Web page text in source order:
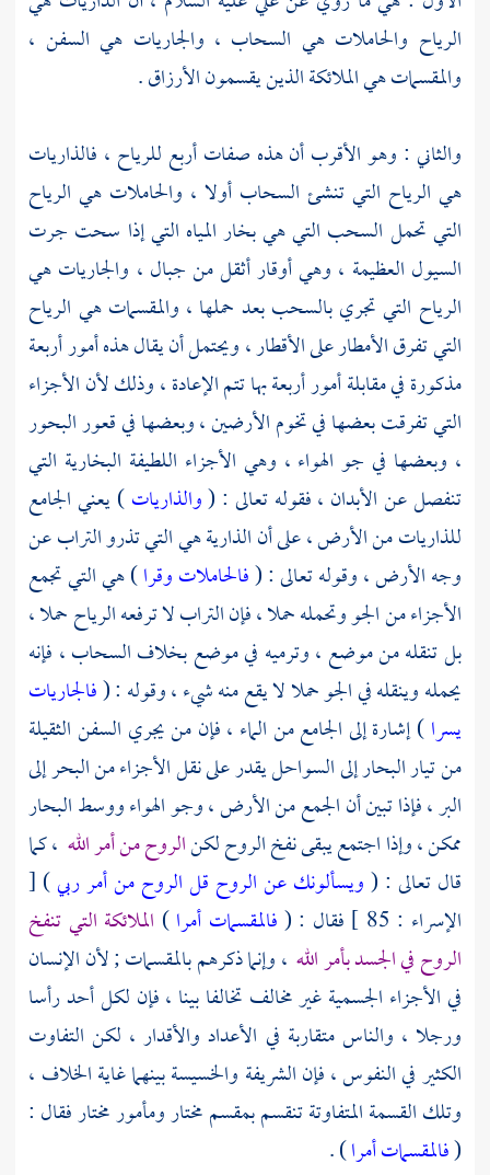
الرياح والحاملات هي السحاب ، والجاريات هي السفن ،
والمقسمات هي الملائكة الذين يقسمون الأرزاق .
والثاني : وهو الأقرب أن هذه صفات أربع للرياح ، فالذاريات
هي الرياح التي تنشئ السحاب أولا ، والحاملات هي الرياح
التي تحمل السحب التي هي بخار المياه التي إذا سحت جرت
السيول العظيمة ، وهي أوقار أثقل من جبال ، والجاريات هي
الرياح التي تجري بالسحب بعد حملها ، والمقسمات هي الرياح
التي تفرق الأمطار على الأقطار ، ويحتمل أن يقال هذه أمور أربعة
مذكورة في مقابلة أمور أربعة بها تتم الإعادة ، وذلك لأن الأجزاء
التي تفرقت بعضها في تخوم الأرضين ، وبعضها في قعور البحور
، وبعضها في جو الهواء ، وهي الأجزاء اللطيفة البخارية التي
تنفصل عن الأبدان ، فقوله تعالى : (والذاريات) يعني الجامع
للذاريات من الأرض ، على أن الذارية هي التي تذرو التراب عن
وجه الأرض ، وقوله تعالى : (فالحاملات وقرا) هي التي تجمع
الأجزاء من الجو وتحمله حملا ، فإن التراب لا ترفعه الرياح حملا ،
بل تنقله من موضع ، وترميه في موضع بخلاف السحاب ، فإنه
يحمله وينقله في الجو حملا لا يقع منه شيء ، وقوله : (فالجاريات
يسرا) إشارة إلى الجامع من الماء ، فإن من يجري السفن الثقيلة
من تيار البحار إلى السواحل يقدر على نقل الأجزاء من البحر إلى
البر ، فإذا تبين أن الجمع من الأرض ، وجو الهواء ووسط البحار
ممكن ، وإذا اجتمع يبقى نفخ الروح لكنالروح من أمر الله ، كما
قال تعالى : (ويسألونك عن الروح قل الروح من أمر ربي) [
الإسراء : 85 ] فقال : (
فالمقسمات أمرا) الملائكة التي تنفخ
الروح في الجسد بأمر الله ، وإنما ذكرهم بالمقسمات ; لأن الإنسان
في الأجزاء الجسمية غير مخالف تخالفا بينا ، فإن لكل أحد رأسا
ورجلا ، والناس متقاربة في الأعداد والأقدار ، لكن التفاوت
الكثير في النفوس ، فإن الشريفة والخسيسة بينهما غاية الخلاف ،
وتلك القسمة المتفاوتة تنقسم بمقسم مختار ومأمور مختار فقال :
(فالمقسمات أمرا) .